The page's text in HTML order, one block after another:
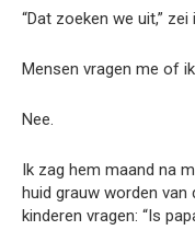
“Dat zoeken we uit,” zei
Mensen vragen me of
Nee.
Ik zag hem maand na
huid grauw worden van
kinderen vragen: “Is